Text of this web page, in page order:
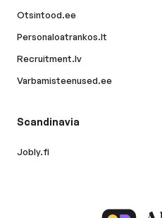
Otsintood.ee
Personaloatrankos.lt
Recruitment.lv
Varbamisteenused.ee
Scandinavia
Jobly.fi